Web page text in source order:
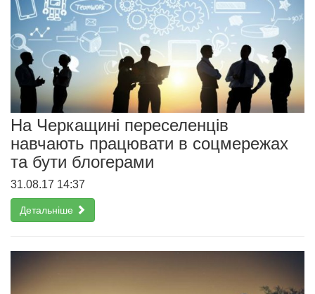
На Черкащині переселенців
навчають працювати в соцмережах
та бути блогерами
31.08.17 14:37
Детальніше